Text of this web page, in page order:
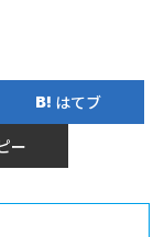
はてブ
ー